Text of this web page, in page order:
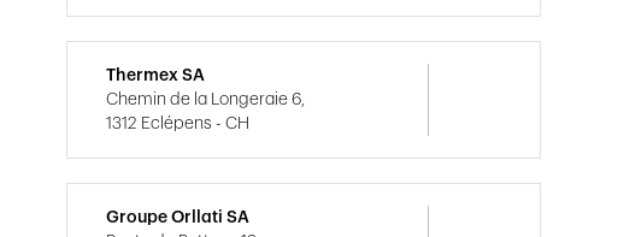
Thermex SA
Chemin de la Longeraie 6,
1312 Eclépens - CH
Groupe Orllati SA